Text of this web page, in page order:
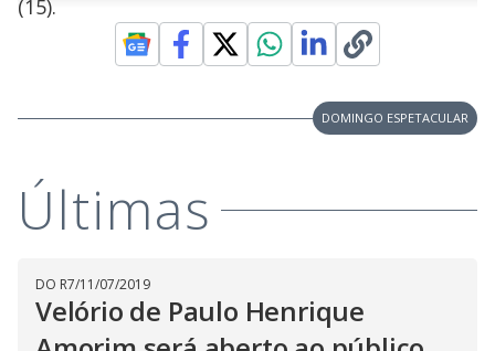
a
y
i
d
o
s
d
o
s
(15).
DOMINGO ESPETACULAR
Últimas
DO R7/11/07/2019
Velório de Paulo Henrique